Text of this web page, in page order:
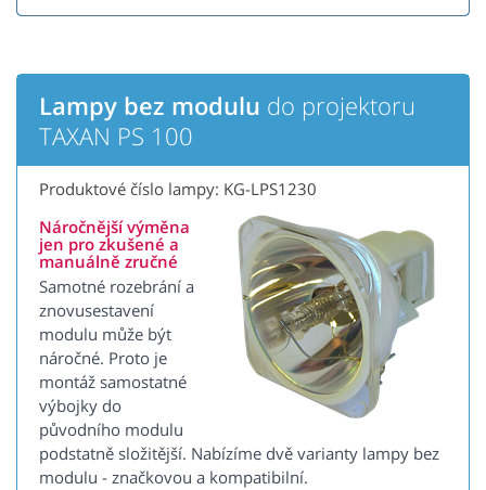
Lampy bez modulu do projektoru
TAXAN PS 100
Produktové číslo lampy: KG-LPS1230
Náročnější výměna
jen pro zkušené a
manuálně zručné
Samotné rozebrání a
znovusestavení
modulu může být
náročné. Proto je
montáž samostatné
výbojky do
původního modulu
podstatně složitější. Nabízíme dvě varianty lampy bez
modulu - značkovou a kompatibilní.